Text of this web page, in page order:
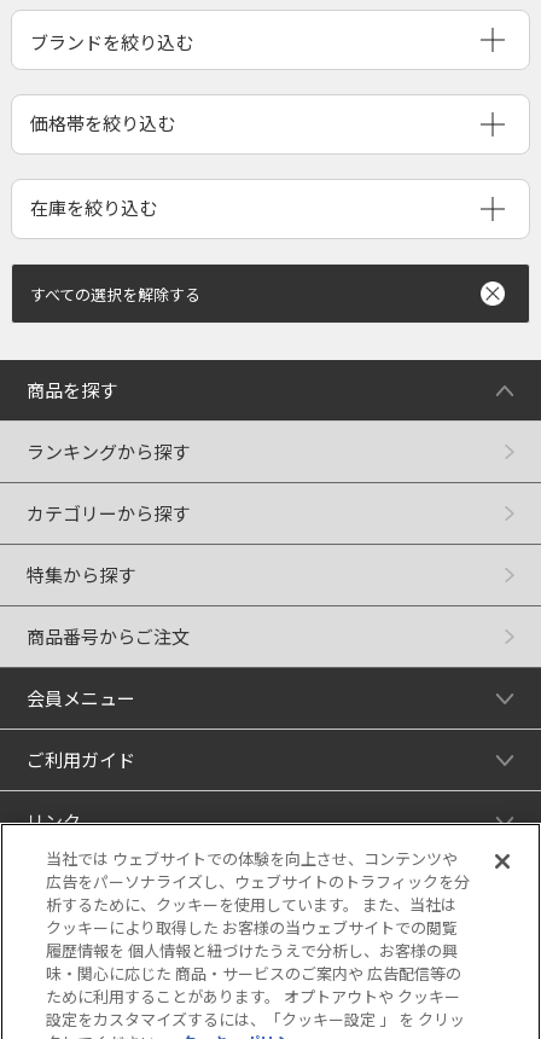
ブランドを絞り込む
すべての選択を解除する
商品を探す
ランキングから探す
カテゴリーから探す
特集から探す
商品番号からご注文
会員メニュー
ご利用ガイド
リンク
当社では ウェブサイトでの体験を向上させ、コンテンツや
広告をパーソナライズし、ウェブサイトのトラフィックを分
析するために、クッキーを使用しています。 また、当社は
クッキーにより取得した お客様の当ウェブサイトでの閲覧
履歴情報を 個人情報と紐づけたうえで分析し、お客様の興
味・関心に応じた 商品・サービスのご案内や 広告配信等の
ために利用することがあります。 オプトアウトや クッキー
設定をカスタマイズするには、「クッキー設定 」 を クリッ